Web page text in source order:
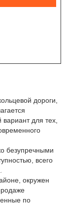
дороги,
для тех,
безупречными
всего
окружен
по